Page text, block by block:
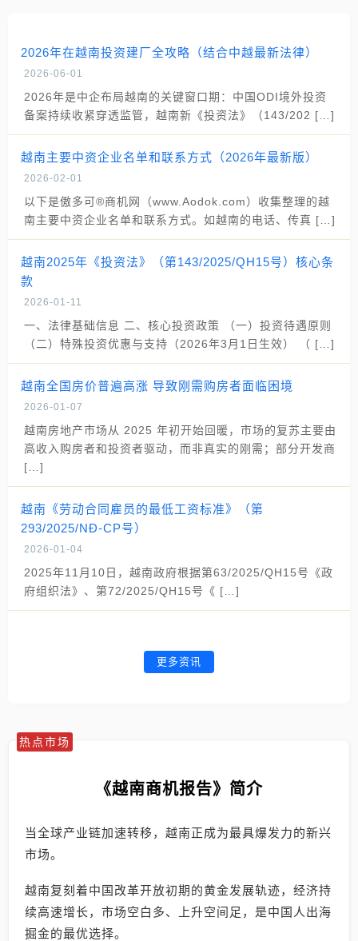
2026年在越南投资建厂全攻略（结合中越最新法律）
2026-06-01
2026年是中企布局越南的关键窗口期：中国ODI境外投资
备案持续收紧穿透监管，越南新《投资法》（143/202 […]
越南主要中资企业名单和联系方式（2026年最新版）
2026-02-01
以下是傲多可®商机网（www.Aodok.com）收集整理的越
南主要中资企业名单和联系方式。如越南的电话、传真 […]
越南2025年《投资法》（第143/2025/QH15号）核心条
款
2026-01-11
一、法律基础信息 二、核心投资政策 （一）投资待遇原则
（二）特殊投资优惠与支持（2026年3月1日生效） （ […]
越南全国房价普遍高涨 导致刚需购房者面临困境
2026-01-07
越南房地产市场从 2025 年初开始回暖，市场的复苏主要由
高收入购房者和投资者驱动，而非真实的刚需；部分开发商
[…]
越南《劳动合同雇员的最低工资标准》（第
293/2025/NĐ-CP号）
2026-01-04
2025年11月10日，越南政府根据第63/2025/QH15号《政
府组织法》、第72/2025/QH15号《 […]
更多资讯
热点市场
《越南商机报告》简介
当全球产业链加速转移，越南正成为最具爆发力的新兴
市场。
越南复刻着中国改革开放初期的黄金发展轨迹，经济持
续高速增长，市场空白多、上升空间足，是中国人出海
掘金的最优选择。